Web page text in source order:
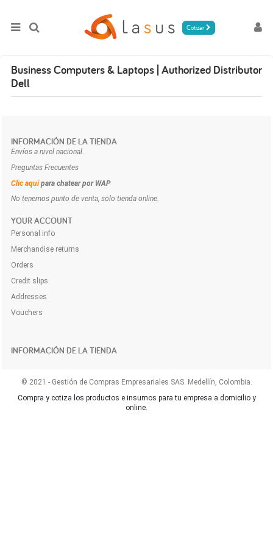
Cotizar
Business Computers & Laptops | Authorized Distributor
Dell
INFORMACIÓN DE LA TIENDA
Envíos a nivel nacional.
Preguntas Frecuentes
Clic aquí para chatear por WAP
No tenemos punto de venta, solo tienda online.
INFORMACIÓN DE LA TIENDA
YOUR ACCOUNT
Personal info
Merchandise returns
Orders
Credit slips
Addresses
Vouchers
© 2021 - Gestión de Compras Empresariales SAS. Medellín, Colombia.
Compra y cotiza los productos e insumos para tu empresa a domicilio y
online.